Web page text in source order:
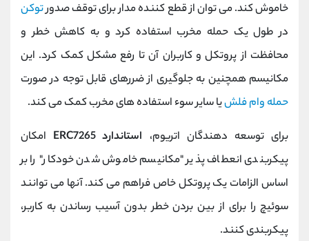
خاموش کند. می توان از قطع کننده مدار برای توقف صدورتوکن
در طول یک حمله مخرب استفاده کرد و به کاهش خطر و
محافظت از پروتکل و کاربران آن تا رفع مشکل کمک کرد. این
مکانیسم همچنین به جلوگیری از ضررهای قابل توجه در صورت
حمله وام فلشیا سایر سوء استفاده های مخرب کمک می کند.
برای توسعه دهندگان اتریوم، استاندارد ERC7265
امکان
پیکربندی انعطاف پذیر "مکانیسم خاموش شدن خودکار" را بر
اساس الزامات یک پروتکل خاص فراهم می کند. آنها می توانند
سوئیچ را برای از بین بردن خطر بدون آسیب رساندن به کاربر،
پیکربندی کنند.